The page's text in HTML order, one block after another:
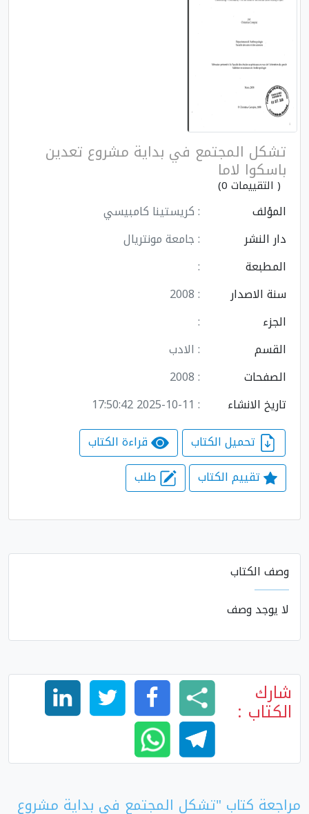
تشكل المجتمع في بداية مشروع تعدين
باسكوا لاما
( التقييمات 0)
المؤلف
: كريستينا كامبيسي
دار النشر
: جامعة مونتريال
المطبعة
:
سنة الاصدار
: 2008
الجزء
:
القسم
: الادب
الصفحات
: 2008
تاريخ الانشاء
: 2025-10-11 17:50:42
قراءة الكتاب
تقييم الكتاب
طلب
وصف الكتاب
لا يوجد وصف
شارك
الكتاب :
مراجعة كتاب "تشكل المجتمع في بداية مشروع